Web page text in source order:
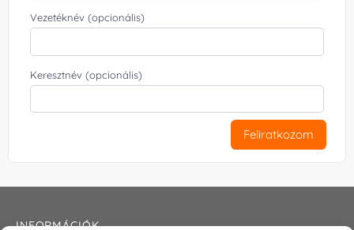
Vezetéknév (opcionális)
Keresztnév (opcionális)
Feliratkozom
INFORMÁCIÓK